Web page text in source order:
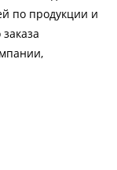
по продукции и